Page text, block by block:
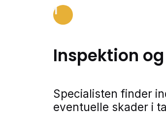
1
Inspektion
Specialisten finder
eventuelle skader i